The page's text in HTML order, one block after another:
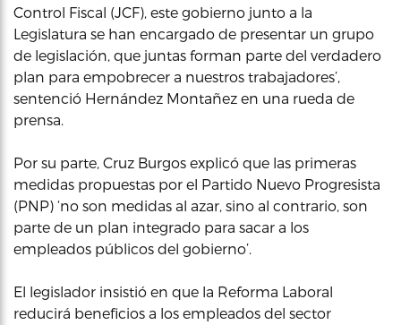
Control Fiscal (JCF), este gobierno junto a la
Legislatura se han encargado de presentar un grupo
de legislación, que juntas forman parte del verdadero
plan para empobrecer a nuestros trabajadores’,
sentenció Hernández Montañez en una rueda de
prensa.
Por su parte, Cruz Burgos explicó que las primeras
medidas propuestas por el Partido Nuevo Progresista
(PNP) ‘no son medidas al azar, sino al contrario, son
parte de un plan integrado para sacar a los
empleados públicos del gobierno’.
El legislador insistió en que la Reforma Laboral
reducirá beneficios a los empleados del sector